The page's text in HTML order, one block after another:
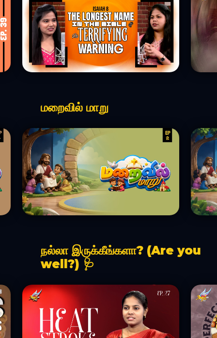
மறைவில் மாறு
நல்லா இருக்கீங்களா? (Are you
well?) 🩺